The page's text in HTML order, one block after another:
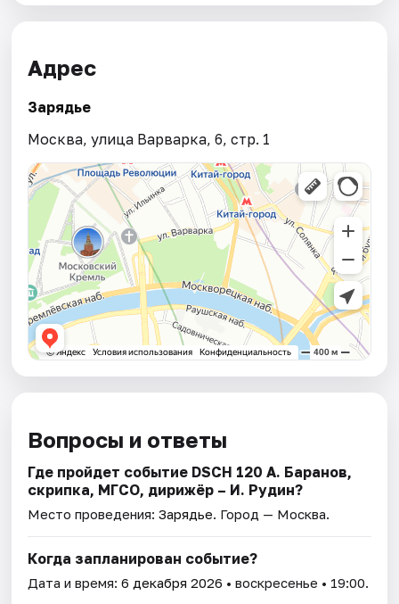
Адрес
Зарядье
Москва, улица Варварка, 6, стр. 1
Вопросы и ответы
Где пройдет событие DSCH 120 А. Баранов,
скрипка, МГСО, дирижёр – И. Рудин?
Место проведения:Зарядье. Город — Москва.
Когда запланирован событие?
Дата и время:6 декабря 2026 • воскресенье • 19:00.